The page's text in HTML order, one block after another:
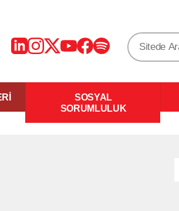
SOSYAL
SORUMLULUK